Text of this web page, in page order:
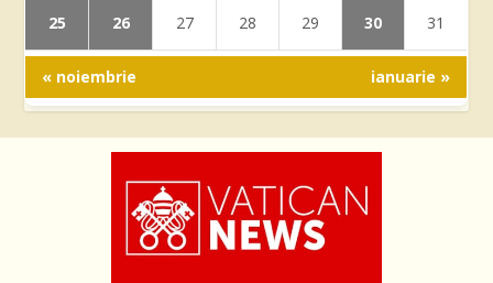
25 26 27 28 29 30 31
« noiembrie ianuarie »